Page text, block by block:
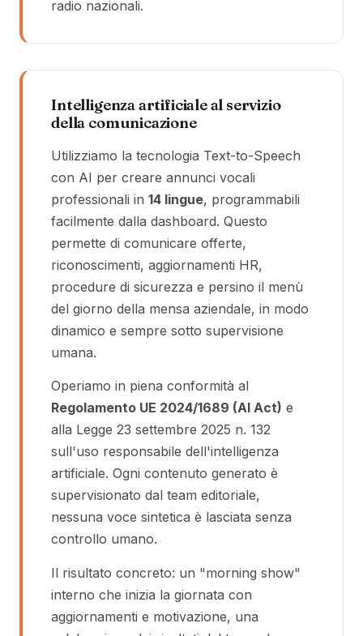
radio nazionali.
Intelligenza artificiale al servizio
della comunicazione
Utilizziamo la tecnologia Text-to-Speech
con AI per creare annunci vocali
professionali in14 lingue, programmabili
facilmente dalla dashboard. Questo
permette di comunicare offerte,
riconoscimenti, aggiornamenti HR,
procedure di sicurezza e persino il menù
del giorno della mensa aziendale, in modo
dinamico e sempre sotto supervisione
umana.
Operiamo in piena conformità al
Regolamento UE 2024/1689 (AI Act) e
alla Legge 23 settembre 2025 n. 132
sull'uso responsabile dell'intelligenza
artificiale. Ogni contenuto generato è
supervisionato dal team editoriale,
nessuna voce sintetica è lasciata senza
controllo umano.
Il risultato concreto: un "morning show"
interno che inizia la giornata con
aggiornamenti e motivazione, una